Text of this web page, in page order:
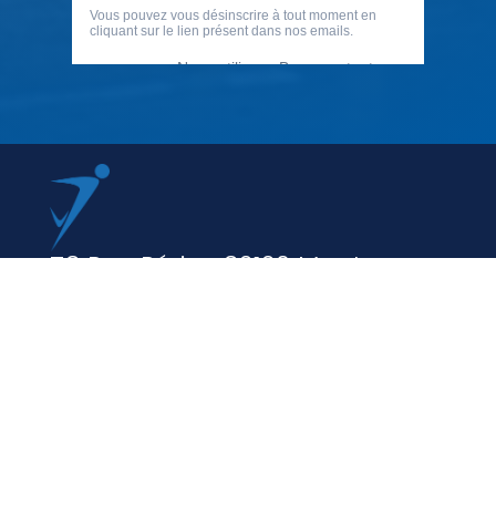
79 Rue Périer, 92120 Montrouge